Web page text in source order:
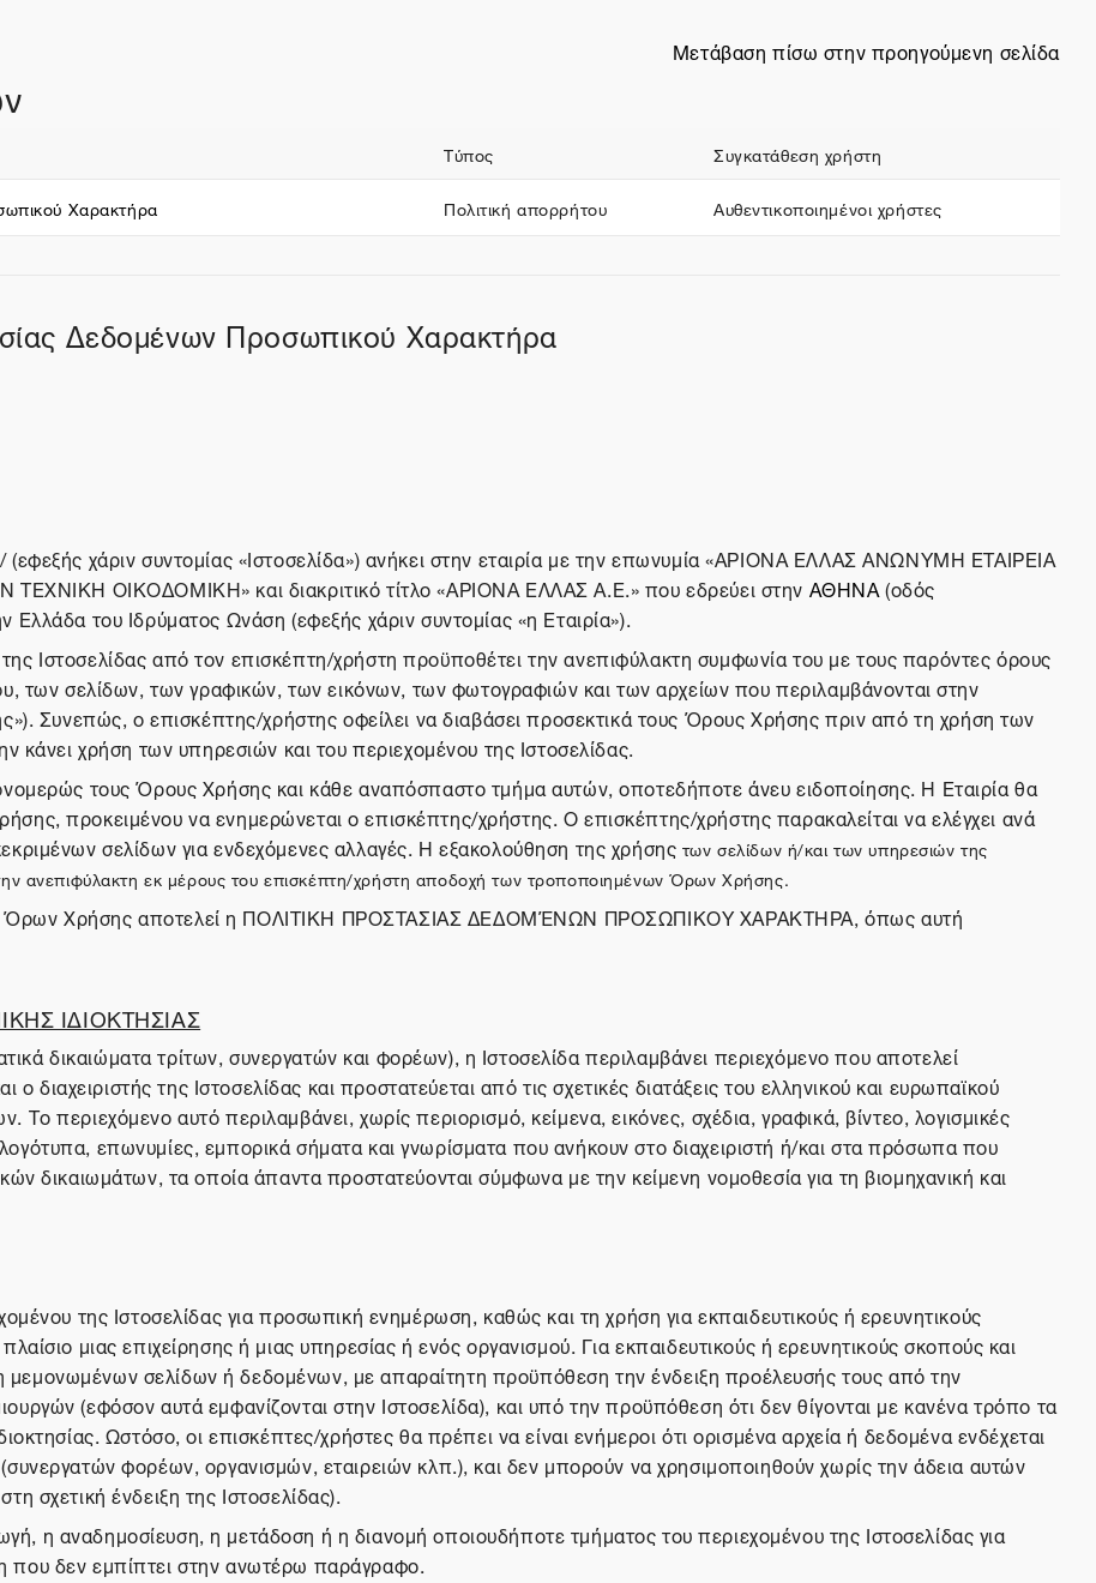
Μετάβαση πίσω στην προηγούμενη σελίδα
Τύπος
Συγκατάθεση χρήστη
Χαρακτήρα
Πολιτική απορρήτου Αυθεντικοποιημένοι χρήστες
Δεδομένων Προσωπικού Χαρακτήρα
χάριν συντομίας «Ιστοσελίδα») ανήκει στην εταιρία με την επωνυμία «ΑΡΙΟΝΑ ΕΛΛΑΣ ΑΝΩΝΥΜΗ ΕΤΑΙΡΕΙΑ
ΟΙΚΟΔΟΜΙΚΗ» και διακριτικό τίτλο «ΑΡΙΟΝΑ ΕΛΛΑΣ Α.Ε.» που εδρεύει στην ΑΘΗΝΑ(οδός
του Ιδρύματος Ωνάση (εφεξής χάριν συντομίας «η Εταιρία»).
Ιστοσελίδας από τον επισκέπτη/χρήστη προϋποθέτει την ανεπιφύλακτη συμφωνία του με τους παρόντες όρους
των σελίδων, των γραφικών, των εικόνων, των φωτογραφιών και των αρχείων που περιλαμβάνονται στην
Συνεπώς, ο επισκέπτης/χρήστης οφείλει να διαβάσει προσεκτικά τους Όρους Χρήσης πριν από τη χρήση των
κάνει χρήση των υπηρεσιών και του περιεχομένου της Ιστοσελίδας.
τους Όρους Χρήσης και κάθε αναπόσπαστο τμήμα αυτών, οποτεδήποτε άνευ ειδοποίησης. Η Εταιρία θα
προκειμένου να ενημερώνεται ο επισκέπτης/χρήστης. Ο επισκέπτης/χρήστης παρακαλείται να ελέγχει ανά
σελίδων για ενδεχόμενες αλλαγές. Η εξακολούθηση της χρήσηςτων σελίδων ή/και των υπηρεσιών της
την ανεπιφύλακτη εκ μέρους του επισκέπτη/χρήστη αποδοχή των τροποποιημένων Όρων Χρήσης.
Όρων Χρήσης αποτελεί η ΠΟΛΙΤΙΚΗ ΠΡΟΣΤΑΣΙΑΣ ΔΕΔΟΜΈΝΩΝ ΠΡΟΣΩΠΙΚΟΥ ΧΑΡΑΚΤΗΡΑ, όπως αυτή
ΙΔΙΟΚΤΗΣΙΑΣ
δικαιώματα τρίτων, συνεργατών και φορέων), η Ιστοσελίδα περιλαμβάνει περιεχόμενο που αποτελεί
ο διαχειριστής της Ιστοσελίδας και προστατεύεται από τις σχετικές διατάξεις του ελληνικού και ευρωπαϊκού
περιεχόμενο αυτό περιλαμβάνει, χωρίς περιορισμό, κείμενα, εικόνες, σχέδια, γραφικά, βίντεο, λογισμικές
επωνυμίες, εμπορικά σήματα και γνωρίσματα που ανήκουν στο διαχειριστή ή/και στα πρόσωπα που
δικαιωμάτων, τα οποία άπαντα προστατεύονται σύμφωνα με την κείμενη νομοθεσία για τη βιομηχανική και
της Ιστοσελίδας για προσωπική ενημέρωση, καθώς και τη χρήση για εκπαιδευτικούς ή ερευνητικούς
μιας επιχείρησης ή μιας υπηρεσίας ή ενός οργανισμού. Για εκπαιδευτικούς ή ερευνητικούς σκοπούς και
σελίδων ή δεδομένων, με απαραίτητη προϋπόθεση την ένδειξη προέλευσής τους από την
(εφόσον αυτά εμφανίζονται στην Ιστοσελίδα), και υπό την προϋπόθεση ότι δεν θίγονται με κανένα τρόπο τα
Ωστόσο, οι επισκέπτες/χρήστες θα πρέπει να είναι ενήμεροι ότι ορισμένα αρχεία ή δεδομένα ενδέχεται
φορέων, οργανισμών, εταιρειών κλπ.), και δεν μπορούν να χρησιμοποιηθούν χωρίς την άδεια αυτών
σχετική ένδειξη της Ιστοσελίδας).
η αναδημοσίευση, η μετάδοση ή η διανομή οποιουδήποτε τμήματος του περιεχομένου της Ιστοσελίδας για
που δεν εμπίπτει στην ανωτέρω παράγραφο.